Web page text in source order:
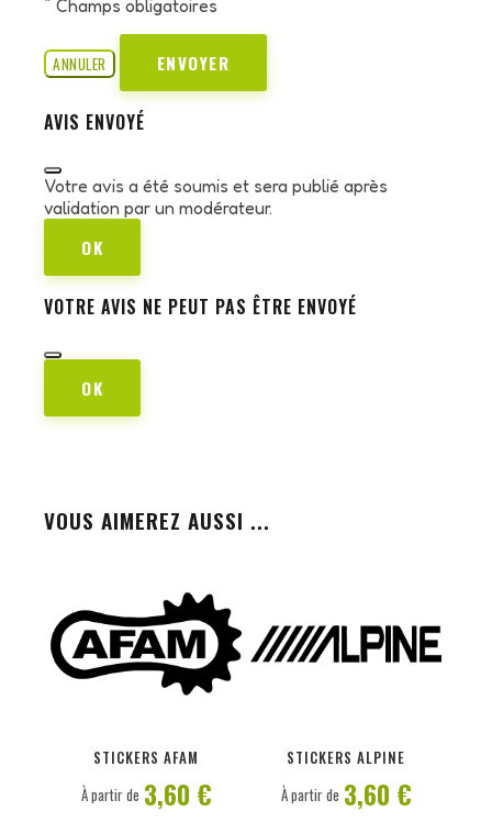
Champs obligatoires
ANNULER ENVOYER
AVIS ENVOYÉ
Votre avis a été soumis et sera publié après
validation par un modérateur.
OK
VOTRE AVIS NE PEUT PAS ÊTRE ENVOYÉ
OK
VOUS AIMEREZ AUSSI ...
STICKERS AFAM
À partir de 3,60 €
STICKERS ALPINE
À partir de 3,60 €